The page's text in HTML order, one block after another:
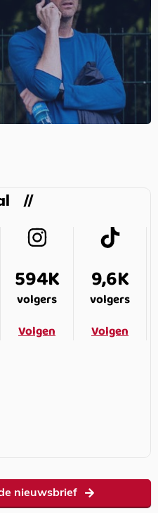
594K
volgers
Volgen
9,6K
volgers
Volgen
nieuwsbrief